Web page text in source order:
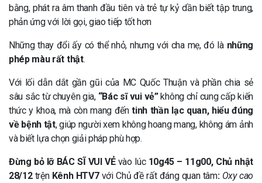
bằng, phát ra âm thanh đầu tiên và trẻ tự kỷ dần biết tập trung,
phản ứng với lời gọi, giao tiếp tốt hơn
Những thay đổi ấy có thể nhỏ, nhưng với cha mẹ, đó là những
phép màu rất thật.
Với lối dẫn dắt gần gũi của MC Quốc Thuận và phần chia sẻ
sâu sắc từ chuyên gia, “Bác sĩ vui vẻ”không chỉ cung cấp kiến
thức y khoa, mà còn mang đếntinh thần lạc quan, hiểu đúng
về bệnh tật, giúp người xem không hoang mang, không ám ảnh
và biết lựa chọn giải pháp phù hợp.
Đừng bỏ lỡ BÁC SĨ VUI VẺvào lúc 10g45 – 11g00, Chủ nhật
28/12trện Kênh HTV7với Chủ đề rất đáng quan tâm: Oxy cao